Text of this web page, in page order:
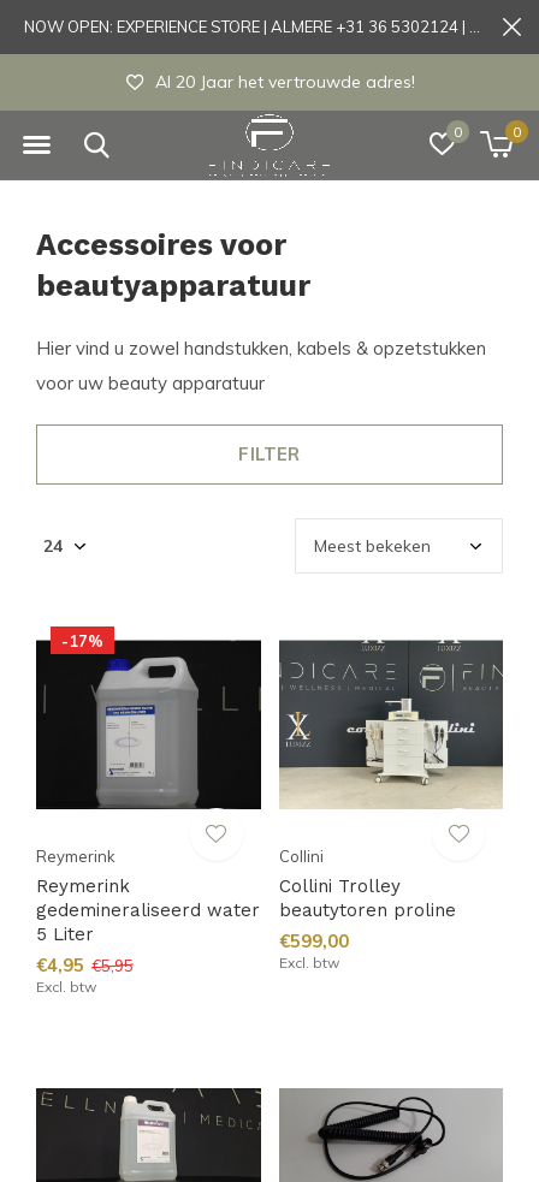
0 0
Al 20 Jaar het vertrouwde adres!
Accessoires voor
beautyapparatuur
Hier vind u zowel handstukken, kabels & opzetstukken
voor uw beauty apparatuur
FILTER
-17%
Reymerink
Reymerink
gedemineraliseerd water
5 Liter
€4,95 €5,95
Excl. btw
Collini
Collini Trolley
beautytoren proline
€599,00
Excl. btw